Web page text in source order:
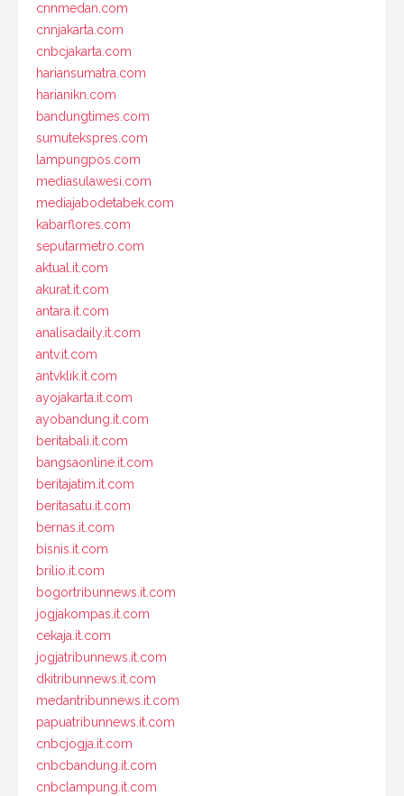
cnnmedan.com
cnnjakarta.com
cnbcjakarta.com
hariansumatra.com
harianikn.com
bandungtimes.com
sumutekspres.com
lampungpos.com
mediasulawesi.com
mediajabodetabek.com
kabarflores.com
seputarmetro.com
aktual.it.com
akurat.it.com
antara.it.com
analisadaily.it.com
antv.it.com
antvklik.it.com
ayojakarta.it.com
ayobandung.it.com
beritabali.it.com
bangsaonline.it.com
beritajatim.it.com
beritasatu.it.com
bernas.it.com
bisnis.it.com
brilio.it.com
bogortribunnews.it.com
jogjakompas.it.com
cekaja.it.com
jogjatribunnews.it.com
dkitribunnews.it.com
medantribunnews.it.com
papuatribunnews.it.com
cnbcjogja.it.com
cnbcbandung.it.com
cnbclampung.it.com